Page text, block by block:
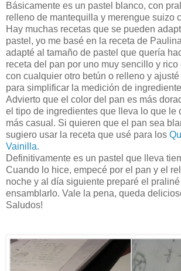
Básicamente es un pastel blanco, con
relleno de mantequilla y merengue suizo
Hay muchas recetas que se pueden
pastel, yo me basé en la receta de
adapté al tamaño de pastel que quería
receta del pan por uno muy sencillo y
con cualquier otro betún o relleno y
para simplificar la medición de
Advierto que el color del pan es más
el tipo de ingredientes que lleva lo que le
más casual. Si quieren que el pan sea
sugiero usar la receta que usé para los
Vainilla.
Definitivamente es un pastel que lleva
Cuando lo hice, empecé por el pan y el
noche y al día siguiente preparé el
ensamblarlo. Vale la pena, queda
Saludos!